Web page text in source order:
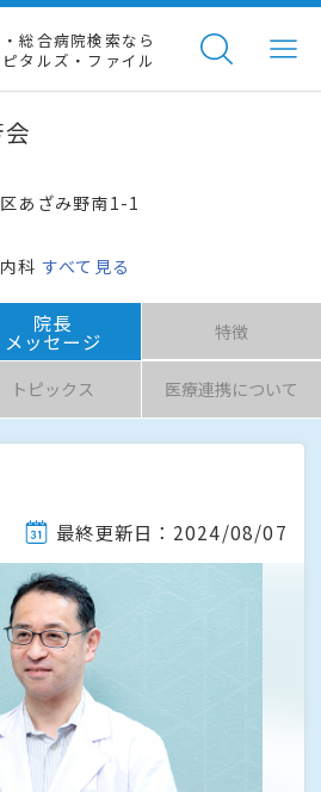
総合病院検索なら
タルズ・ファイル
あざみ野南1-1
科 すべて見る
院長
メッセージ 特徴
トピックス 医療連携について
最終更新日：2024/08/07